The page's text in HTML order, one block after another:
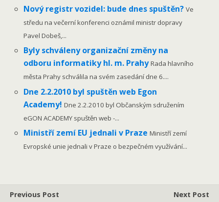
Nový registr vozidel: bude dnes spuštěn?Ve
středu na večerní konferenci oznámil ministr dopravy
Pavel Dobeš,...
Byly schváleny organizační změny na
odboru informatiky hl. m. PrahyRada hlavního
města Prahy schválila na svém zasedání dne 6....
Dne 2.2.2010 byl spuštěn web Egon
Academy!Dne 2.2.2010 byl Občanským sdružením
eGON ACADEMY spuštěn web -...
Ministří zemí EU jednali v PrazeMinistří zemí
Evropské unie jednali v Praze o bezpečném využívání...
Previous Post
Next Post